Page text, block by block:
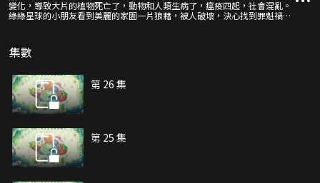
變化，導致大片的植物死亡了，動物和人類生病了，瘟疫四起，社會混亂。
綠綠星球的小朋友看到美麗的家園一片狼藉，被人破壞，決心找到罪魁禍
響了。
集數
第 26 集
第 25 集